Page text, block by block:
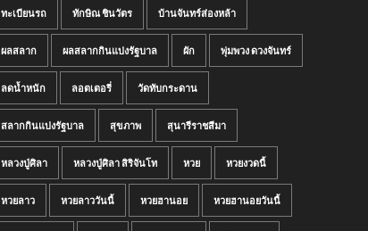
ทะเบียนรถ ทักษิณ ชินวัตร บ้านจันทร์ส่องหล้า
ผลสลาก ผลสลากกินแบ่งรัฐบาล ผัก พุ่มพวง ดวงจันทร์
ลดน้ำหนัก ลอตเตอรี่ วัดทับกระดาน
สลากกินแบ่งรัฐบาล สุขภาพ สุนารีราชสีมา
หลวงปู่ศิลา หลวงปู่ศิลา สิริจันโท หวย หวยงวดนี้
หวยลาว หวยลาววันนี้ หวยฮานอย หวยฮานอยวันนี้